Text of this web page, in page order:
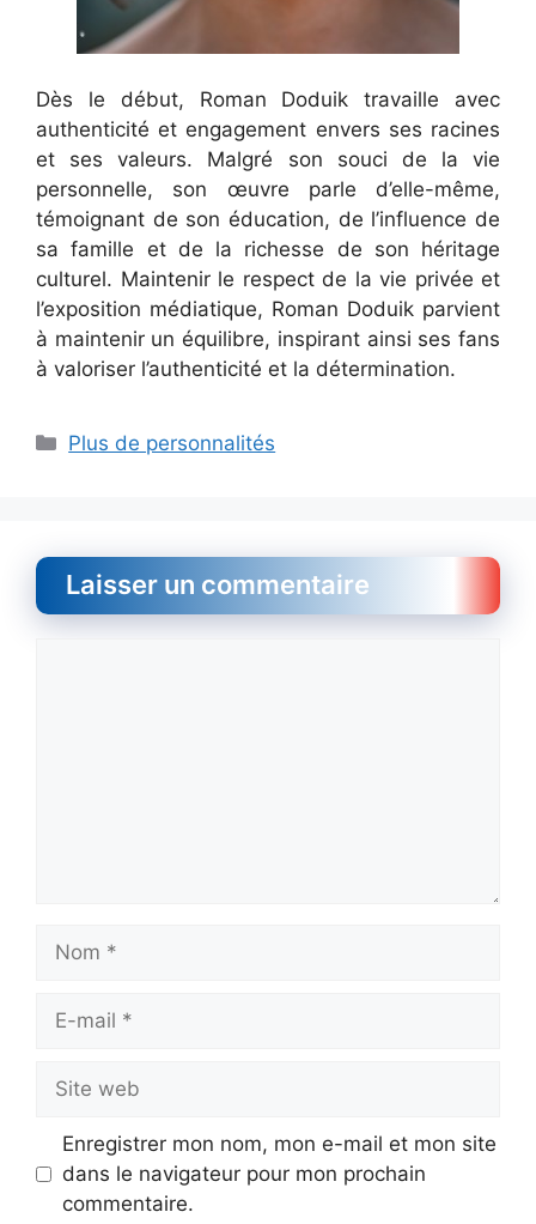
Dès le début, Roman Doduik travaille avec
authenticité et engagement envers ses racines
et ses valeurs. Malgré son souci de la vie
personnelle, son œuvre parle d’elle-même,
témoignant de son éducation, de l’influence de
sa famille et de la richesse de son héritage
culturel. Maintenir le respect de la vie privée et
l’exposition médiatique, Roman Doduik parvient
à maintenir un équilibre, inspirant ainsi ses fans
à valoriser l’authenticité et la détermination.
Catégories
Plus de personnalités
Laisser un commentaire
mail
web
Enregistrer mon nom, mon e-mail et mon site
dans le navigateur pour mon prochain
commentaire.